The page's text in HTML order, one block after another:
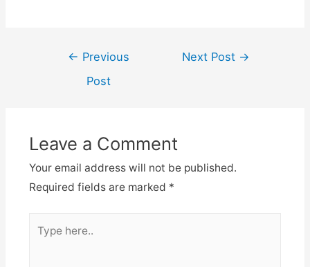
← Previous
Post
Next Post →
Leave a Comment
Your email address will not be published.
Required fields are marked *